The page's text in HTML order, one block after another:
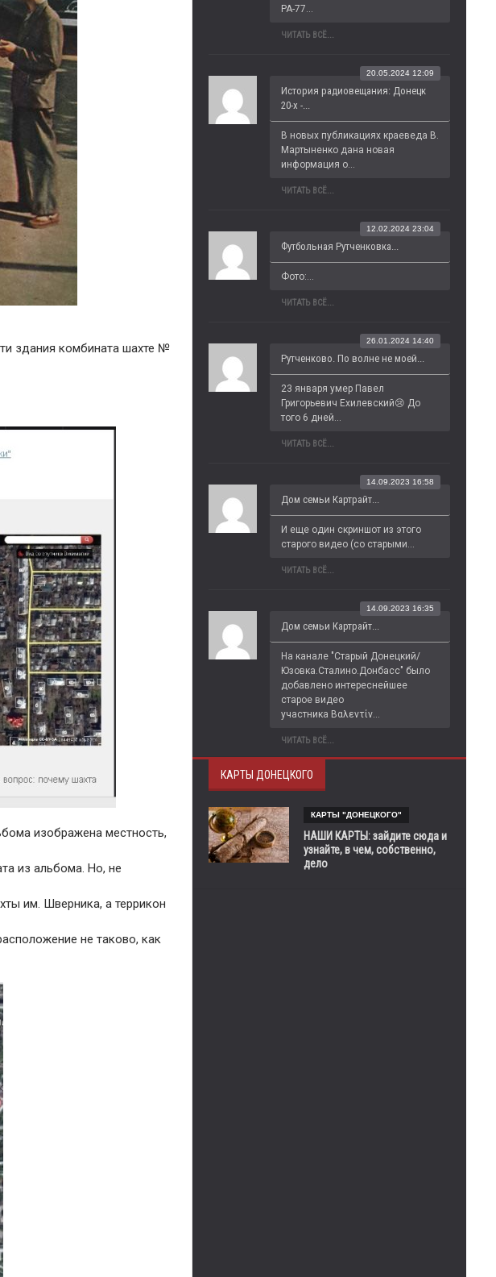
здания комбината шахте №
изображена местность,
из альбома. Но, не
им. Шверника, а террикон
не таково, как
РА-77...
ЧИТАТЬ ВСЁ...
История радиовещания: Донецк
20-х -...
20.05.2024 12:09
В новых публикациях краеведа В.
Мартыненко дана новая
информация о...
ЧИТАТЬ ВСЁ...
Футбольная Рутченковка...
12.02.2024 23:04
Фото:...
ЧИТАТЬ ВСЁ...
Рутченково. По волне не моей...
26.01.2024 14:40
23 января умер Павел
Григорьевич Ехилевский😢 До
того 6 дней...
ЧИТАТЬ ВСЁ...
Дом семьи Картрайт...
14.09.2023 16:58
И еще один скриншот из этого
старого видео (со старыми...
ЧИТАТЬ ВСЁ...
Дом семьи Картрайт...
14.09.2023 16:35
На канале "Старый Донецкий/
Юзовка.Сталино.Донбасс" было
добавлено интереснейшее
старое видео
участника Βαλεντίν...
ЧИТАТЬ ВСЁ...
КАРТЫ ДОНЕЦКОГО
КАРТЫ "ДОНЕЦКОГО"
НАШИ КАРТЫ: зайдите сюда и
узнайте, в чем, собственно,
дело